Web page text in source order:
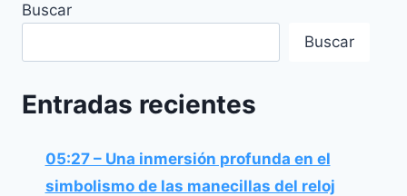
Buscar
Buscar
Entradas recientes
05:27 – Una inmersión profunda en el
simbolismo de las manecillas del reloj